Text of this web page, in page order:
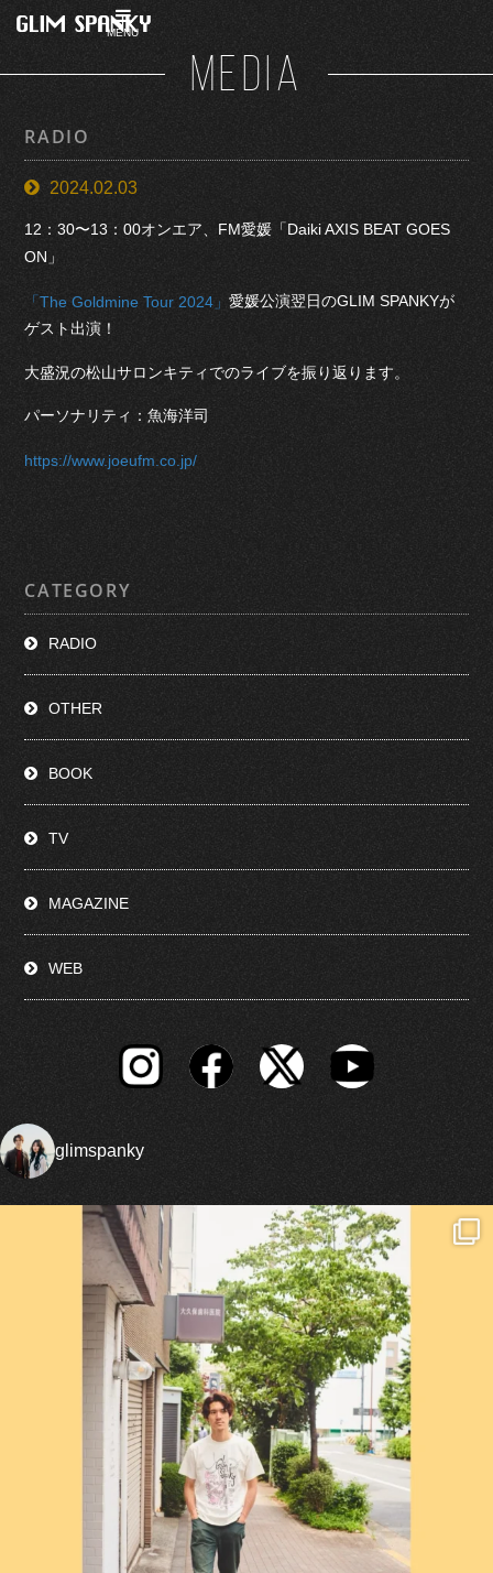
MENU
MEDIA
RADIO
2024.02.03
12：30〜13：00オンエア、FM愛媛「Daiki AXIS BEAT GOES
ON」
「The Goldmine Tour 2024」愛媛公演翌日のGLIM SPANKYが
ゲスト出演！
大盛況の松山サロンキティでのライブを振り返ります。
パーソナリティ：魚海洋司
https://www.joeufm.co.jp/
CATEGORY
RADIO
OTHER
BOOK
TV
MAGAZINE
WEB
glimspanky